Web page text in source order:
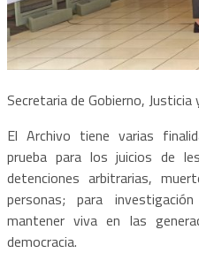
Secretaria de Gobierno,
El Archivo tiene varias
prueba para los juicios de
detenciones arbitrarias,
personas; para
mantener viva en las
democracia.